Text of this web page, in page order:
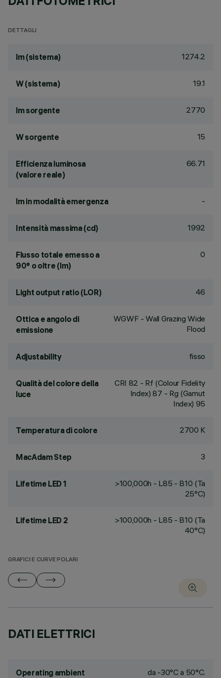
DETTAGLI
lm (sistema) 1274.2
W (sistema) 19.1
lm sorgente 2770
W sorgente 15
Efficienza luminosa
(valore reale)
66.71
lm in modalità emergenza -
Intensità massima (cd) 1992
Flusso totale emesso a
90° o oltre (lm)
0
Light output ratio (LOR) 46
Ottica e angolo di
emissione
WGWF - Wall Grazing Wide
Flood
Adjustability fisso
Qualità del colore della
luce
CRI 82 - Rf (Colour Fidelity
Index) 87 - Rg (Gamut
Index) 95
Temperatura di colore 2700 K
MacAdam Step 3
Lifetime LED 1
>100,000h - L85 - B10 (Ta
25°C)
Lifetime LED 2
>100,000h - L85 - B10 (Ta
40°C)
GRAFICI E CURVE POLARI
DATI ELETTRICI
Operating ambient
da -30°C a 50°C.